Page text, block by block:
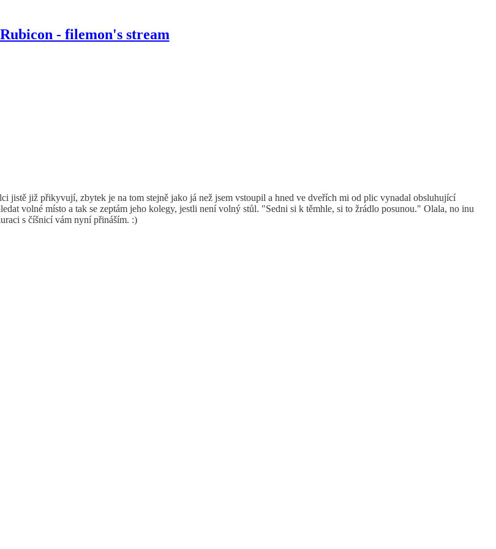
Rubicon - filemon's stream
jistě již přikyvují, zbytek je na tom stejně jako já než jsem vstoupil a hned ve dveřích mi od plic vynadal obsluhující
volné místo a tak se zeptám jeho kolegy, jestli není volný stůl. "Sedni si k těmhle, si to žrádlo posunou." Olala, no inu
s číšnicí vám nyní přináším. :)